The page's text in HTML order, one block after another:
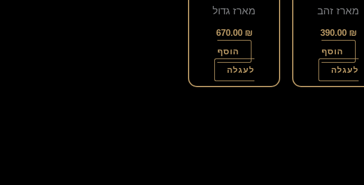
מארז זהב
390.00 ₪
הוסף
לעגלה
מארז גדול
670.00 ₪
הוסף
לעגלה